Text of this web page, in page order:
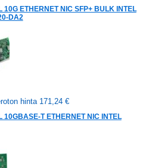
10G ETHERNET NIC SFP+ BULK INTEL
DA2
hinta 171,24 €
10GBASE-T ETHERNET NIC INTEL